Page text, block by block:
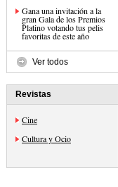
Gana una invitación a la
gran Gala de los Premios
Platino votando tus pelis
favoritas de este año
Ver todos
Revistas
Cine
Cultura y Ocio